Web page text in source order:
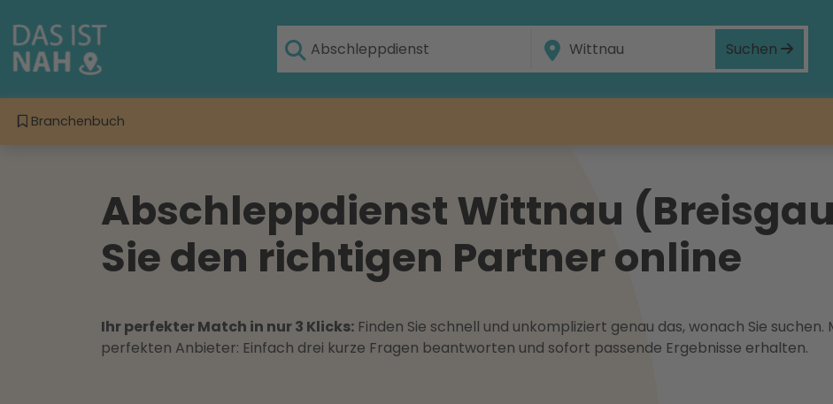
Suchen
Branchenbuch
Abschleppdienst Wittnau
Sie den richtigen Partner online
Ihr perfekter Match in nur 3 Klicks: Finden Sie schnell und unkompliziert genau das, wonach Sie suchen.
perfekten Anbieter: Einfach drei kurze Fragen beantworten und sofort passende Ergebnisse erhalten.